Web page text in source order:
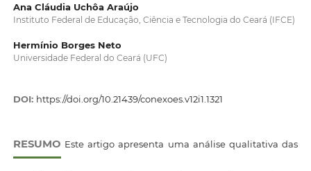
Ana Cláudia Uchôa Araújo
Instituto Federal de Educação, Ciência e Tecnologia do Ceará (IFCE)
Hermínio Borges Neto
Universidade Federal do Ceará (UFC)
DOI: https://doi.org/10.21439/conexoes.v12i1.1321
RESUMO Este artigo apresenta uma análise qualitativa das